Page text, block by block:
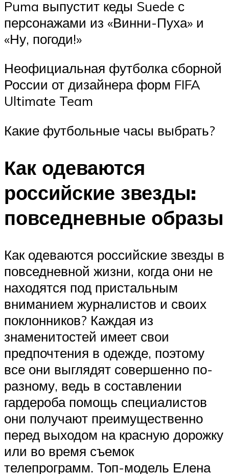
Puma выпустит кеды Suede с
персонажами из «Винни-Пуха» и
«Ну, погоди!»
Неофициальная футболка сборной
России от дизайнера форм FIFA
Ultimate Team
Какие футбольные часы выбрать?
Как одеваются
российские звезды:
повседневные образы
Как одеваются российские звезды в
повседневной жизни, когда они не
находятся под пристальным
вниманием журналистов и своих
поклонников? Каждая из
знаменитостей имеет свои
предпочтения в одежде, поэтому
все они выглядят совершенно по-
разному, ведь в составлении
гардероба помощь специалистов
они получают преимущественно
перед выходом на красную дорожку
или во время съемок
телепрограмм. Топ-модель Елена